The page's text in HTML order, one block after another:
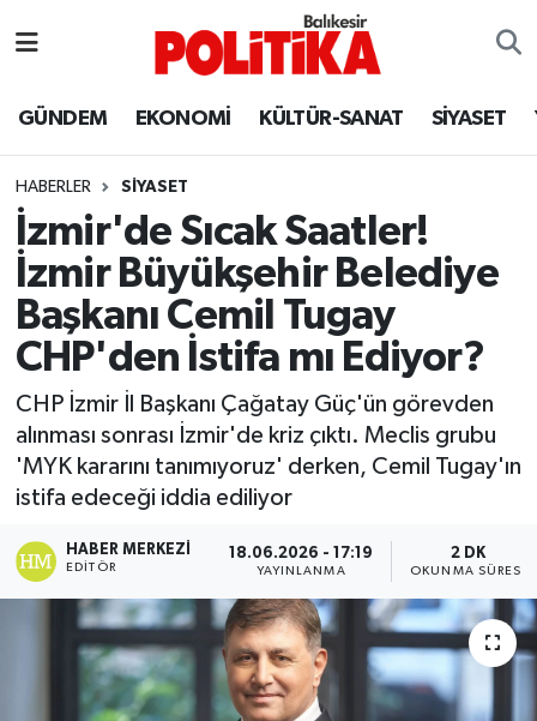
GÜNDEM EKONOMİ KÜLTÜR-SANAT SİYASET
HABERLER SİYASET
İzmir'de Sıcak Saatler!
İzmir Büyükşehir Belediye
Başkanı Cemil Tugay
CHP'den İstifa mı Ediyor?
CHP İzmir İl Başkanı Çağatay Güç'ün görevden
alınması sonrası İzmir'de kriz çıktı. Meclis grubu
'MYK kararını tanımıyoruz' derken, Cemil Tugay'ın
istifa edeceği iddia ediliyor
HABER MERKEZI
EDITÖR
18.06.2026 - 17:19
YAYINLANMA
2 DK
OKUNMA SÜRESI
Ayvalık
Balya
Bandırma
Bigadiç
BİYOGRAFİLER
Burhaniye
Dursunbey
Edremit
Balıkesir Hava Durumu
Balıkesir Namaz Vakitleri
Balıkesir Trafik Yoğunluk Haritası
Süper Lig Puan Durumu ve Fikstür
Tüm Manşetler
Son Dakika Haberleri